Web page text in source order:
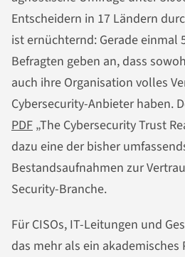
Entscheidern in 17 Ländern
ist ernüchternd: Gerade einmal
Befragten geben an, dass
auch ihre Organisation volles
Cybersecurity-Anbieter haben.
PDF „The Cybersecurity Trust
dazu eine der bisher
Bestandsaufnahmen zur
Security-Branche.
Für CISOs, IT-Leitungen und
das mehr als ein akademisches